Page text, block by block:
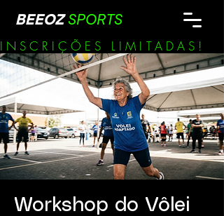
BEEOZ SPORTS
INSCRIÇÕES
Workshop do Vôlei